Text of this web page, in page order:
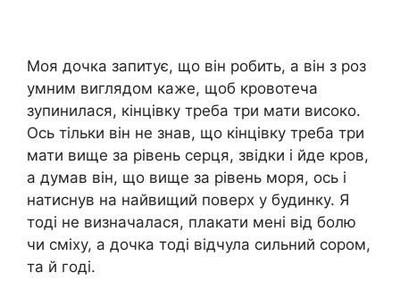
Моя дочка запитує, що він робить, а він з роз
умним виглядом каже, щоб кровотеча
зупинилася, кінцівку треба три мати високо.
Ось тільки він не знав, що кінцівку треба три
мати вище за рівень серця, звідки і йде кров,
а думав він, що вище за рівень моря, ось і
натиснув на найвищий поверх у будинку. Я
тоді не визначалася, плакати мені від болю
чи сміху, а дочка тоді відчула сильний сором,
та й годі.